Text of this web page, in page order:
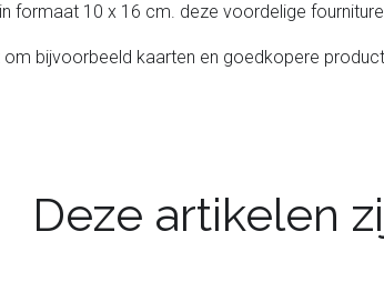
formaat 10 x 16 cm. deze voordelige
bijvoorbeeld kaarten en goedkopere
Deze artikelen